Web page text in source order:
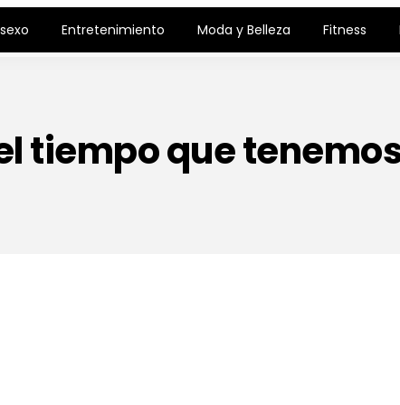
Entretenimiento Moda y Belleza Fitness
tiempo que